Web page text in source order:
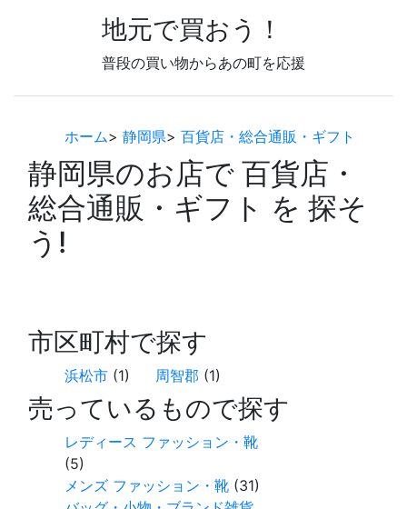
地元で買おう！
普段の買い物からあの町を応援
ホーム> 静岡県> 百貨店・総合通販・ギフト
静岡県のお店で 百貨店・
総合通販・ギフト を 探そ
う!
市区町村で探す
浜松市 (1) 周智郡 (1)
売っているもので探す
レディース ファッション・靴
(5)
メンズ ファッション・靴 (31)